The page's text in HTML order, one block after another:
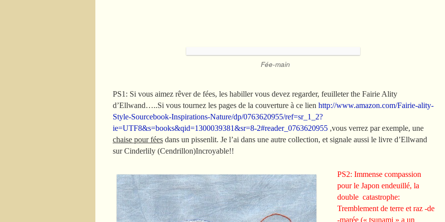
Fée-main
PS1: Si vous aimez rêver de fées, les habiller vous devez regarder, feuilleter the Fairie Ality
d’Ellwand…..Si vous tournez les pages de la couverture à ce lien http://www.amazon.com/Fairie-ality-
Style-Sourcebook-Inspirations-Nature/dp/0763620955/ref=sr_1_2?
ie=UTF8&s=books&qid=1300039381&sr=8-2#reader_0763620955 ,vous verrez par exemple, une
chaise pour fées dans un pissenlit. Je l’ai dans une autre collection, et signale aussi le livre d’Ellwand
sur Cinderlily (Cendrillon)Incroyable!!
PS2: Immense compassion
pour le Japon endeuillé, la
double catastrophe:
Tremblement de terre et raz -de
-marée (« tsunami » a un